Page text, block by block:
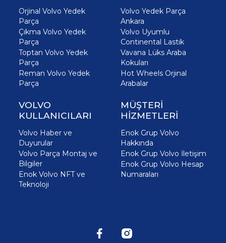
Orjinal Volvo Yedek
Parça
Çıkma Volvo Yedek
Parça
Toptan Volvo Yedek
Parça
Reman Volvo Yedek
Parça
Volvo Yedek Parça
Ankara
Volvo Uyumlu
Continental Lastik
Vavana Lüks Araba
Kokuları
Hot Wheels Orjinal
Arabalar
VOLVO
KULLANICILARI
Volvo Haber ve
Duyurular
Volvo Parça Montaj ve
Bilgiler
Enok Volvo NFT ve
Teknoloji
MÜŞTERİ
HİZMETLERİ
Enok Grup Volvo
Hakkında
Enok Grup Volvo İletişim
Enok Grup Volvo Hesap
Numaraları